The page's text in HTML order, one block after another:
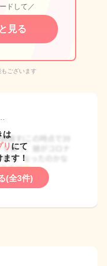
ドして／
見る
ございます
は
にて
す！
(全3件)